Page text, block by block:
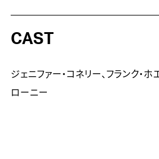
CAST
ジェニファー・コネリー、フランク・ホ
ローニー